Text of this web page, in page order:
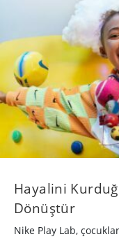
Hayalini
Dönüştür
Nike Play Lab,